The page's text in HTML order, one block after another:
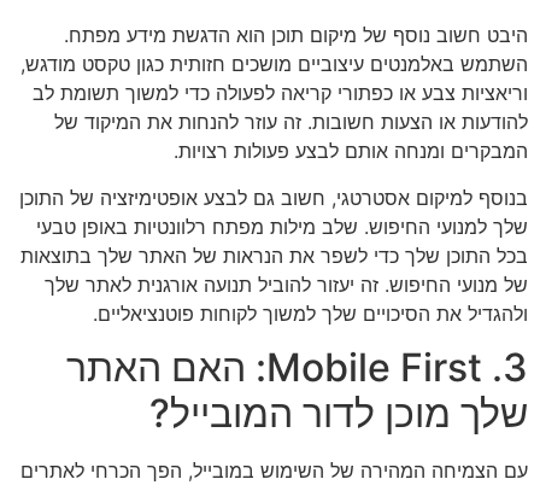
היבט חשוב נוסף של מיקום תוכן הוא הדגשת מידע מפתח.
השתמש באלמנטים עיצוביים מושכים חזותית כגון טקסט מודגש,
וריאציות צבע או כפתורי קריאה לפעולה כדי למשוך תשומת לב
להודעות או הצעות חשובות. זה עוזר להנחות את המיקוד של
המבקרים ומנחה אותם לבצע פעולות רצויות.
בנוסף למיקום אסטרטגי, חשוב גם לבצע אופטימיזציה של התוכן
שלך למנועי החיפוש. שלב מילות מפתח רלוונטיות באופן טבעי
בכל התוכן שלך כדי לשפר את הנראות של האתר שלך בתוצאות
של מנועי החיפוש. זה יעזור להוביל תנועה אורגנית לאתר שלך
ולהגדיל את הסיכויים שלך למשוך לקוחות פוטנציאליים.
3. Mobile First: האם האתר
שלך מוכן לדור המובייל?
עם הצמיחה המהירה של השימוש במובייל, הפך הכרחי לאתרים